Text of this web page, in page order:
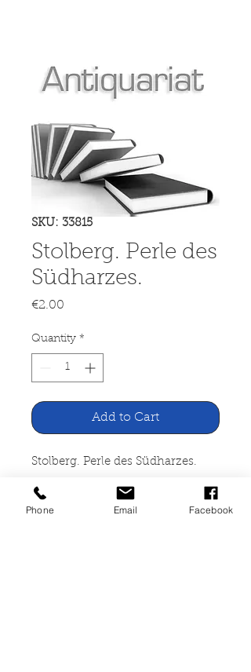
SKU: 33815
Stolberg. Perle des
Südharzes.
€2.00
Quantity *
Add to Cart
Stolberg. Perle des Südharzes.
Modellstadt für
Phone Email Facebook